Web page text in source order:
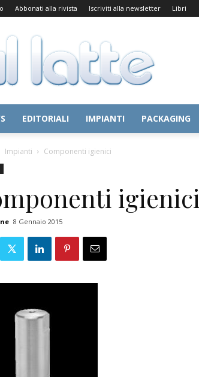
Abbonati alla rivista Iscriviti alla newsletter Libri
Il
Latte
EDITORIALI IMPIANTI PACKAGING
Impianti Componenti igienici
igienici
8 Gennaio 2015